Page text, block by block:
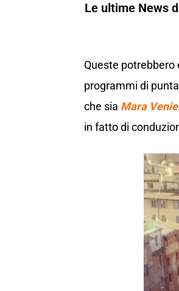
Le ultime News
Queste
programmi di
che sia Mara
in fatto di